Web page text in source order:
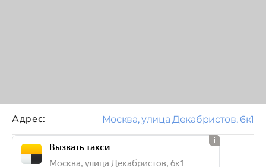
Адрес: Москва, улица Декабристов, 6к1
Вызвать такси
Москва, улица Декабристов, 6к1